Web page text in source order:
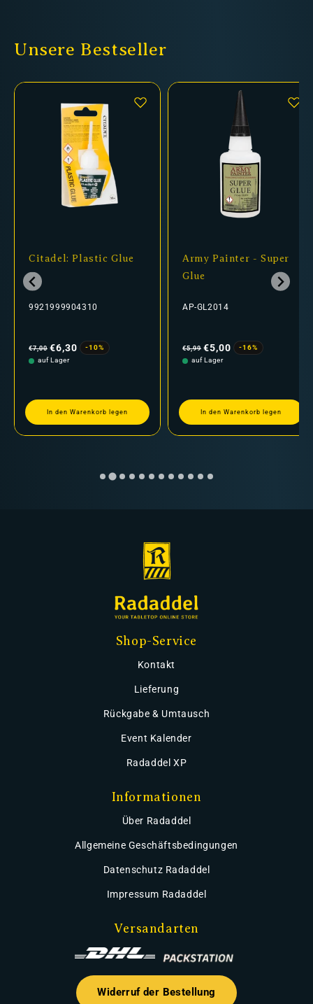
Unsere Bestseller
Citadel: Plastic Glue
9921999904310
Preis
€7,00 €6,30
-10%
auf Lager
In den Warenkorb legen
Army Painter - Super
Glue
AP-GL2014
Preis
€5,99 €5,00
-16%
auf Lager
In den Warenkorb legen
Shop-Service
Kontakt
Lieferung
Rückgabe & Umtausch
Event Kalender
Radaddel XP
Informationen
Über Radaddel
Allgemeine Geschäftsbedingungen
Datenschutz Radaddel
Impressum Radaddel
Versandarten
Widerruf der Bestellung